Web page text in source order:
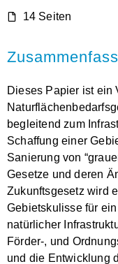
14 Seiten
Dieses Papier ist ein
begleitend zum
Schaffung einer
Sanierung von
Gesetze und deren
Zukunftsgesetz wird
Gebietskulisse für
natürlicher
Förder-, und
und die Entwicklung